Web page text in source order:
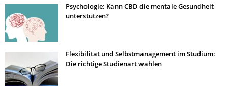
Psychologie: Kann CBD die mentale Gesundheit
unterstützen?
Flexibilität und Selbstmanagement im Studium:
Die richtige Studienart wählen